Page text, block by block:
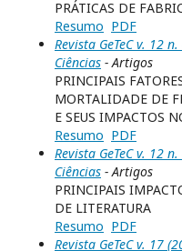
PRÁTICAS DE
Resumo PDF
Revista GeTeC v. 12
Ciências - Artigos
PRINCIPAIS
MORTALIDADE DE
E SEUS IMPACTOS
Resumo PDF
Revista GeTeC v. 12
Ciências - Artigos
PRINCIPAIS
DE LITERATURA
Resumo PDF
Revista GeTeC v. 17